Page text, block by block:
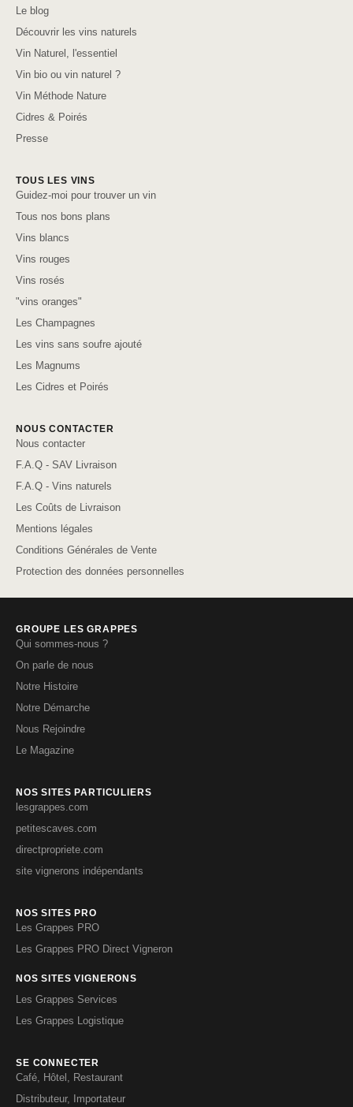
Le blog
Découvrir les vins naturels
Vin Naturel, l'essentiel
Vin bio ou vin naturel ?
Vin Méthode Nature
Cidres & Poirés
Presse
TOUS LES VINS
Guidez-moi pour trouver un vin
Tous nos bons plans
Vins blancs
Vins rouges
Vins rosés
"vins oranges"
Les Champagnes
Les vins sans soufre ajouté
Les Magnums
Les Cidres et Poirés
NOUS CONTACTER
Nous contacter
F.A.Q - SAV Livraison
F.A.Q - Vins naturels
Les Coûts de Livraison
Mentions légales
Conditions Générales de Vente
Protection des données personnelles
GROUPE LES GRAPPES
Qui sommes-nous ?
On parle de nous
Notre Histoire
Notre Démarche
Nous Rejoindre
Le Magazine
NOS SITES PARTICULIERS
lesgrappes.com
petitescaves.com
directpropriete.com
site vignerons indépendants
NOS SITES PRO
Les Grappes PRO
Les Grappes PRO Direct Vigneron
NOS SITES VIGNERONS
Les Grappes Services
Les Grappes Logistique
SE CONNECTER
Café, Hôtel, Restaurant
Distributeur, Importateur